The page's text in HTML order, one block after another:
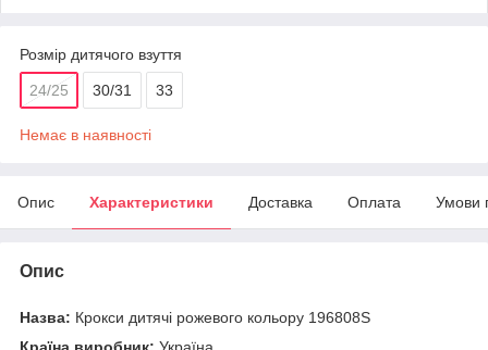
Розмір дитячого взуття
24/25 30/31 33
Немає в наявності
Опис Характеристики Доставка Оплата Умови
Опис
Назва: Крокси дитячі рожевого кольору 196808S
Країна виробник: Україна